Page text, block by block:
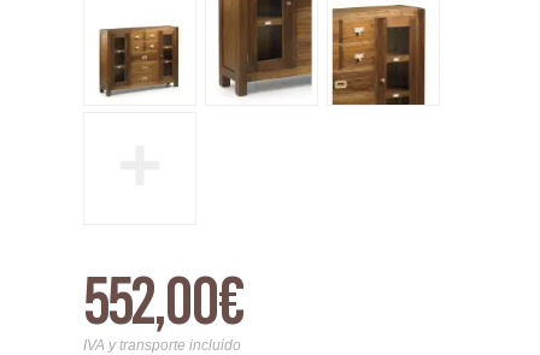
552,00€
IVA y transporte incluido